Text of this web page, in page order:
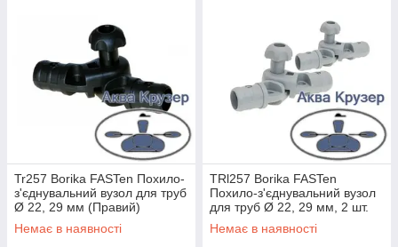
Tr257 Borika FASTen Похило-
з'єднувальний вузол для труб
Ø 22, 29 мм (Правий)
Немає в наявності
TRl257 Borika FASTen
Похило-з'єднувальний вузол
для труб Ø 22, 29 мм, 2 шт.
Немає в наявності